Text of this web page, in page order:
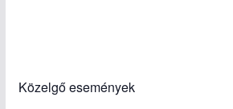
Közelgő események